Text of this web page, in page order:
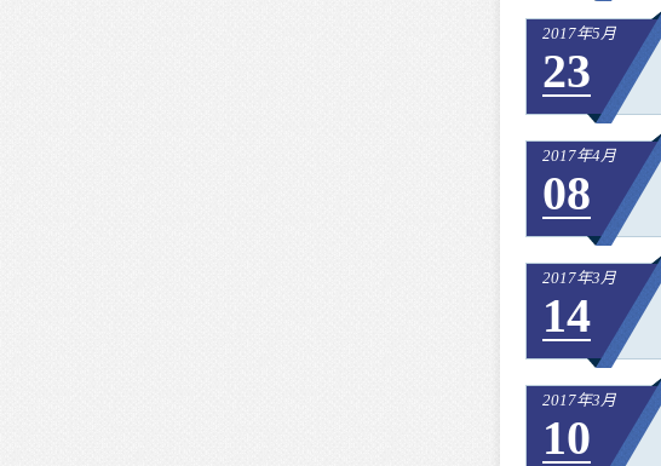
2017年5月
23
2017年4月
08
2017年3月
14
2017年3月
10